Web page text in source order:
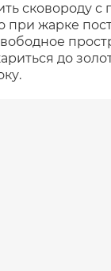
сковороду с
жарке
до